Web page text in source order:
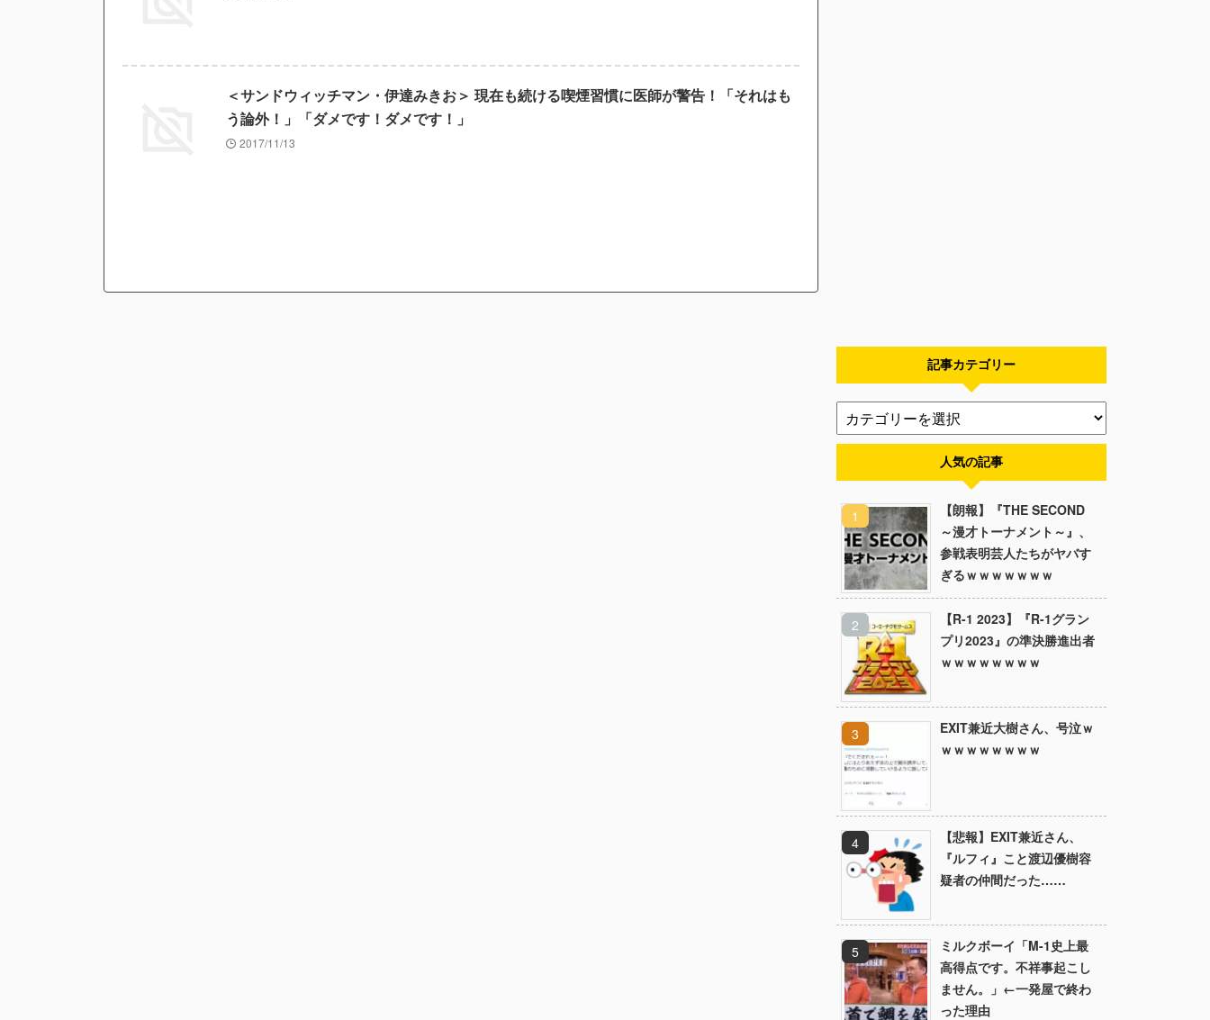
＜サンドウィッチマン・伊達みきお＞ 現在も続ける喫煙習慣に医師が警告！「それはも
う論外！」「ダメです！ダメです！」
2017/11/13
記事カテゴリー
人気の記事
【朗報】『THE SECOND
～漫才トーナメント～』、
参戦表明芸人たちがヤバす
ぎるｗｗｗｗｗｗｗ
【R-1 2023】『R-1グラン
プリ2023』の準決勝進出者
ｗｗｗｗｗｗｗｗ
EXIT兼近大樹さん、号泣ｗ
ｗｗｗｗｗｗｗｗ
【悲報】EXIT兼近さん、
『ルフィ』こと渡辺優樹容
疑者の仲間だった……
ミルクボーイ「M-1史上最
高得点です。不祥事起こし
ません。」←一発屋で終わ
った理由